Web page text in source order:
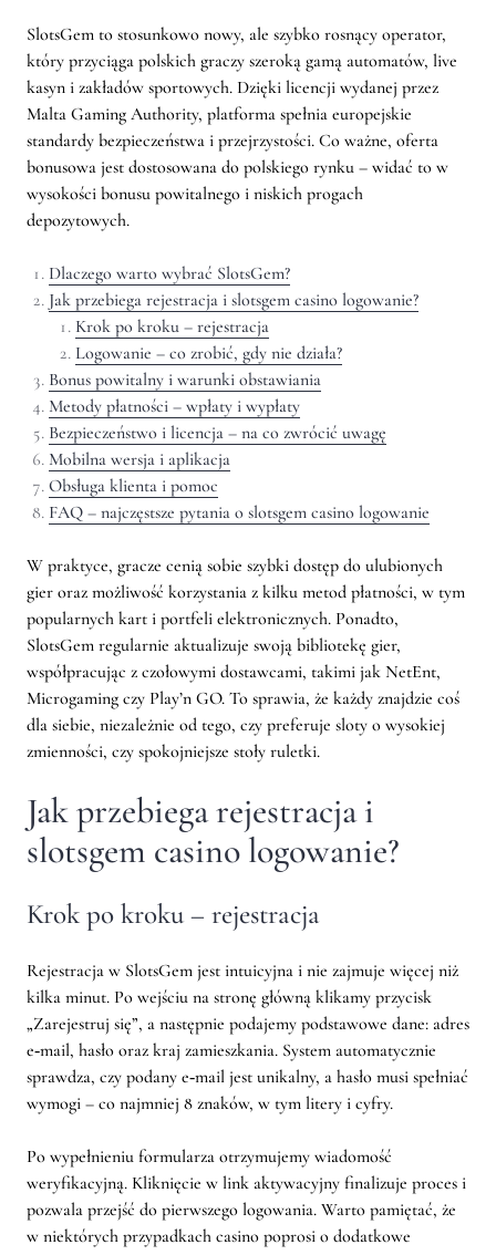
SlotsGem to stosunkowo nowy, ale szybko rosnący operator,
który przyciąga polskich graczy szeroką gamą automatów, live
kasyn i zakładów sportowych. Dzięki licencji wydanej przez
Malta Gaming Authority, platforma spełnia europejskie
standardy bezpieczeństwa i przejrzystości. Co ważne, oferta
bonusowa jest dostosowana do polskiego rynku – widać to w
wysokości bonusu powitalnego i niskich progach
depozytowych.
Dlaczego warto wybrać SlotsGem?
Jak przebiega rejestracja i slotsgem casino logowanie?
Krok po kroku – rejestracja
Logowanie – co zrobić, gdy nie działa?
Bonus powitalny i warunki obstawiania
Metody płatności – wpłaty i wypłaty
Bezpieczeństwo i licencja – na co zwrócić uwagę
Mobilna wersja i aplikacja
Obsługa klienta i pomoc
FAQ – najczęstsze pytania o slotsgem casino logowanie
W praktyce, gracze cenią sobie szybki dostęp do ulubionych
gier oraz możliwość korzystania z kilku metod płatności, w tym
popularnych kart i portfeli elektronicznych. Ponadto,
SlotsGem regularnie aktualizuje swoją bibliotekę gier,
współpracując z czołowymi dostawcami, takimi jak NetEnt,
Microgaming czy Play’n GO. To sprawia, że każdy znajdzie coś
dla siebie, niezależnie od tego, czy preferuje sloty o wysokiej
zmienności, czy spokojniejsze stoły ruletki.
Jak przebiega rejestracja i
slotsgem casino logowanie?
Krok po kroku – rejestracja
Rejestracja w SlotsGem jest intuicyjna i nie zajmuje więcej niż
kilka minut. Po wejściu na stronę główną klikamy przycisk
„Zarejestruj się”, a następnie podajemy podstawowe dane: adres
e‑mail, hasło oraz kraj zamieszkania. System automatycznie
sprawdza, czy podany e‑mail jest unikalny, a hasło musi spełniać
wymogi – co najmniej 8 znaków, w tym litery i cyfry.
Po wypełnieniu formularza otrzymujemy wiadomość
weryfikacyjną. Kliknięcie w link aktywacyjny finalizuje proces i
pozwala przejść do pierwszego logowania. Warto pamiętać, że
w niektórych przypadkach casino poprosi o dodatkowe